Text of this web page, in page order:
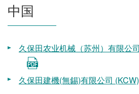
中国
久保田农业机械（苏州）有限公
久保田建機(無錫)有限公司